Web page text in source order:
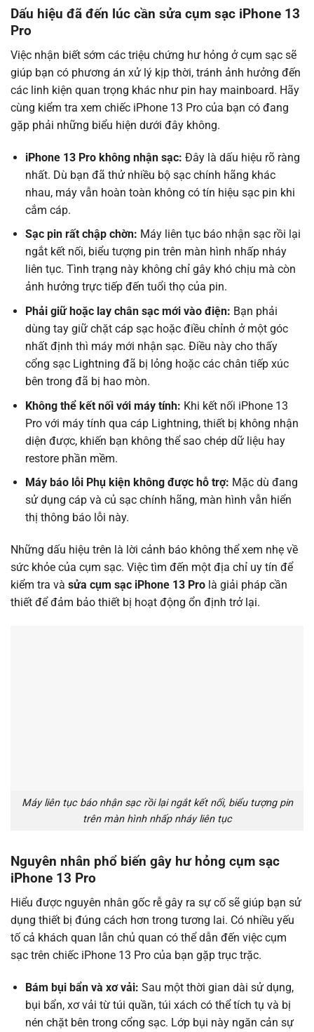
Dấu hiệu đã đến lúc cần sửa cụm sạc iPhone 13
Pro
Việc nhận biết sớm các triệu chứng hư hỏng ở cụm sạc sẽ
giúp bạn có phương án xử lý kịp thời, tránh ảnh hưởng đến
các linh kiện quan trọng khác như pin hay mainboard. Hãy
cùng kiểm tra xem chiếc iPhone 13 Pro của bạn có đang
gặp phải những biểu hiện dưới đây không.
iPhone 13 Pro không nhận sạc: Đây là dấu hiệu rõ ràng
nhất. Dù bạn đã thử nhiều bộ sạc chính hãng khác
nhau, máy vẫn hoàn toàn không có tín hiệu sạc pin khi
cắm cáp.
Sạc pin rất chập chờn: Máy liên tục báo nhận sạc rồi lại
ngắt kết nối, biểu tượng pin trên màn hình nhấp nháy
liên tục. Tình trạng này không chỉ gây khó chịu mà còn
ảnh hưởng trực tiếp đến tuổi thọ của pin.
Phải giữ hoặc lay chân sạc mới vào điện: Bạn phải
dùng tay giữ chặt cáp sạc hoặc điều chỉnh ở một góc
nhất định thì máy mới nhận sạc. Điều này cho thấy
cổng sạc Lightning đã bị lỏng hoặc các chân tiếp xúc
bên trong đã bị hao mòn.
Không thể kết nối với máy tính: Khi kết nối iPhone 13
Pro với máy tính qua cáp Lightning, thiết bị không nhận
diện được, khiến bạn không thể sao chép dữ liệu hay
restore phần mềm.
Máy báo lỗi Phụ kiện không được hỗ trợ: Mặc dù đang
sử dụng cáp và củ sạc chính hãng, màn hình vẫn hiển
thị thông báo lỗi này.
Những dấu hiệu trên là lời cảnh báo không thể xem nhẹ về
sức khỏe của cụm sạc. Việc tìm đến một địa chỉ uy tín để
kiểm tra và sửa cụm sạc iPhone 13 Pro là giải pháp cần
thiết để đảm bảo thiết bị hoạt động ổn định trở lại.
Máy liên tục báo nhận sạc rồi lại ngắt kết nối, biểu tượng pin
trên màn hình nhấp nháy liên tục
Nguyên nhân phổ biến gây hư hỏng cụm sạc
iPhone 13 Pro
Hiểu được nguyên nhân gốc rễ gây ra sự cố sẽ giúp bạn sử
dụng thiết bị đúng cách hơn trong tương lai. Có nhiều yếu
tố cả khách quan lẫn chủ quan có thể dẫn đến việc cụm
sạc trên chiếc iPhone 13 Pro của bạn gặp trục trặc.
Bám bụi bẩn và xơ vải: Sau một thời gian dài sử dụng,
bụi bẩn, xơ vải từ túi quần, túi xách có thể tích tụ và bị
nén chặt bên trong cổng sạc. Lớp bụi này ngăn cản sự